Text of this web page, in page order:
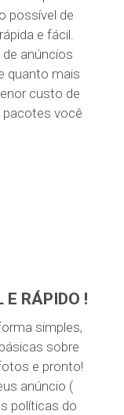
possível de
e fácil.
anúncios
quanto mais
custo de
pacotes você
E RÁPIDO !
simples,
sobre
e pronto!
anúncio (
políticas do